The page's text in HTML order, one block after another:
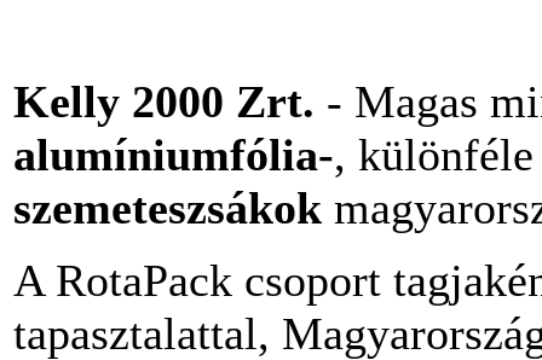
Kelly 2000 Zrt. - Magas
alumíniumfólia-,
szemeteszsákok
A RotaPack csoport
tapasztalattal,